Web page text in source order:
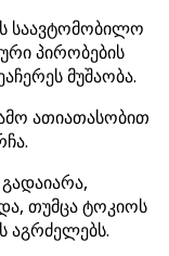
საავტომობილო
პირობების
მუშაობა.
ათიათასობით
თუმცა ტოკიოს
აგრძელებს.